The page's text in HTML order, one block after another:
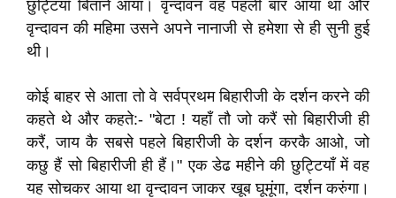
छुट्टियाँ बिताने आया। वृन्दावन वह पहली बार आया था और
वृन्दावन की महिमा उसने अपने नानाजी से हमेशा से ही सुनी हुई
थी।
कोई बाहर से आता तो वे सर्वप्रथम बिहारीजी के दर्शन करने की
कहते थे और कहते:- "बेटा ! यहाँ तौ जो करैं सो बिहारीजी ही
करैं, जाय कै सबसे पहले बिहारीजी के दर्शन करकै आओ, जो
कछु हैं सो बिहारीजी ही हैं।" एक डेढ महीने की छुट्टियाँ में वह
यह सोचकर आया था वृन्दावन जाकर खूब घूमूंगा, दर्शन करुंगा।